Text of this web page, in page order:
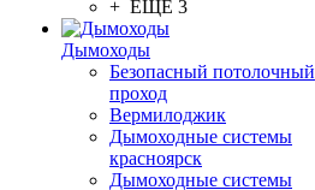
+ ЕЩЕ 3
Дымоходы
Безопасный потолочный
проход
Вермилоджик
Дымоходные системы
красноярск
Дымоходные системы